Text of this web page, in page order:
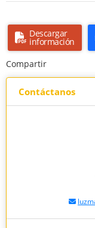
Descargar
información
Compartir
Contáctanos